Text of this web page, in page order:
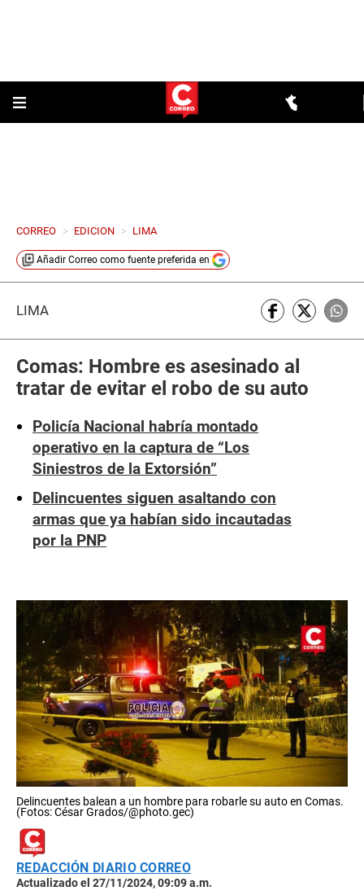
CORREO > EDICION > LIMA
Añadir Correo como fuente preferida en
LIMA
Comas: Hombre es asesinado al
tratar de evitar el robo de su auto
Policía Nacional habría montado
operativo en la captura de “Los
Siniestros de la Extorsión”
Delincuentes siguen asaltando con
armas que ya habían sido incautadas
por la PNP
Delincuentes balean a un hombre para robarle su auto en Comas.
(Fotos: César Grados/@photo.gec)
REDACCIÓN DIARIO CORREO
Actualizado el 27/11/2024, 09:09 a.m.